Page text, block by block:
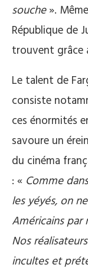
souche».
République de
trouvent grâce
Le talent de
consiste
ces énormités
savoure un
du cinéma
: « Comme
les yéyés, on
Américains par
Nos
incultes et